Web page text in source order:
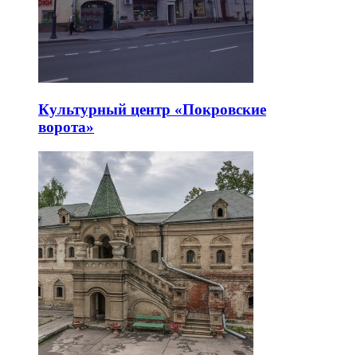
Культурный центр «Покровские
ворота»